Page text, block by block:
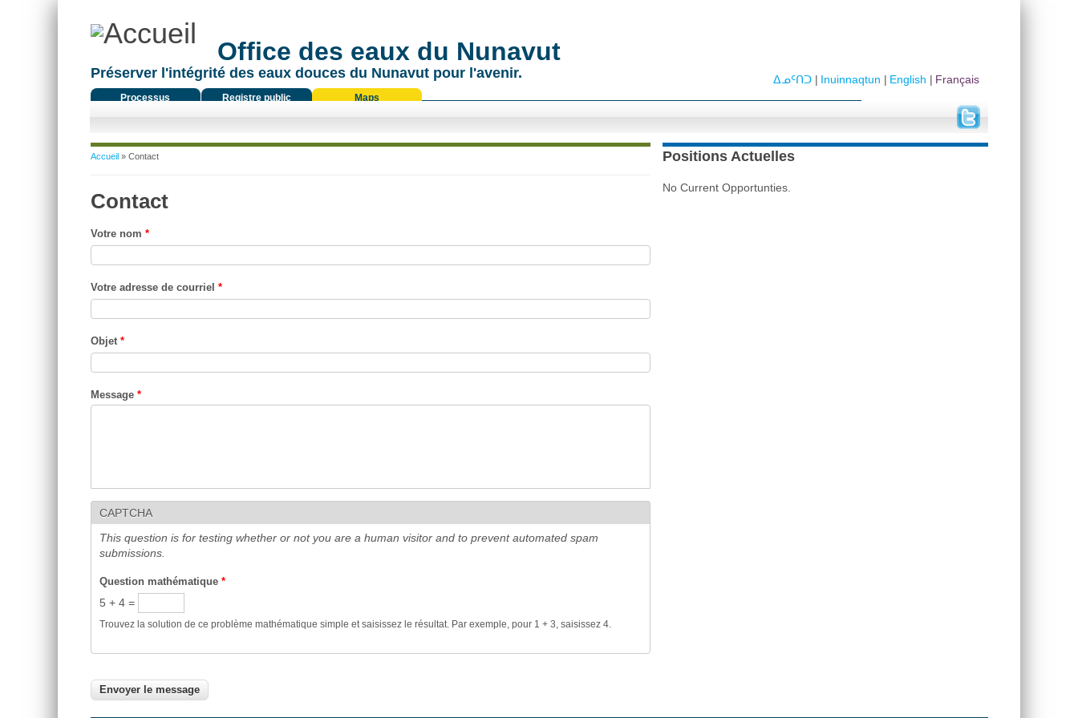
Office des eaux du Nunavut
Préserver l'intégrité des eaux douces du Nunavut pour l'avenir.
Processus
Registre public Maps
Français
English
Inuinnaqtun
ᐃᓄᑦᑎᑐ
Vous êtes ici
Accueil» Contact
Contact
Votre nom *
Votre adresse de courriel *
Objet *
Message *
CAPTCHA
This question is for testing whether or not you are a human visitor and to prevent automated spam
submissions.
Question mathématique *
5 + 4 =
Trouvez la solution de ce problème mathématique simple et saisissez le résultat. Par exemple, pour 1 + 3, saisissez 4.
Positions Actuelles
No Current Opportunties.